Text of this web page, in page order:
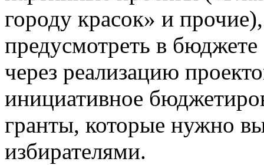
городу красок» и
предусмотреть в
через реализацию
инициативное
гранты, которые нужно
избирателями.